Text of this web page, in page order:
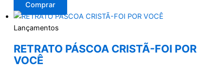
Comprar
Lançamentos
RETRATO PÁSCOA CRISTÃ-FOI POR
VOCÊ